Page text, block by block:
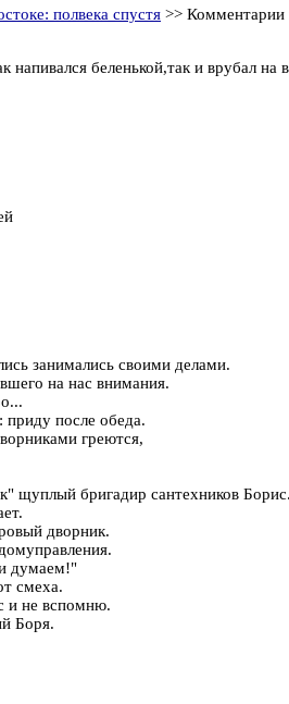
полвека спустя >> Комментарии
беленькой,так и врубал на
занимались своими делами.
на нас внимания.
после обеда.
греются,
щуплый бригадир сантехников Борис.
дворник.
думаем!"
смеха.
и не вспомню.
Боря.